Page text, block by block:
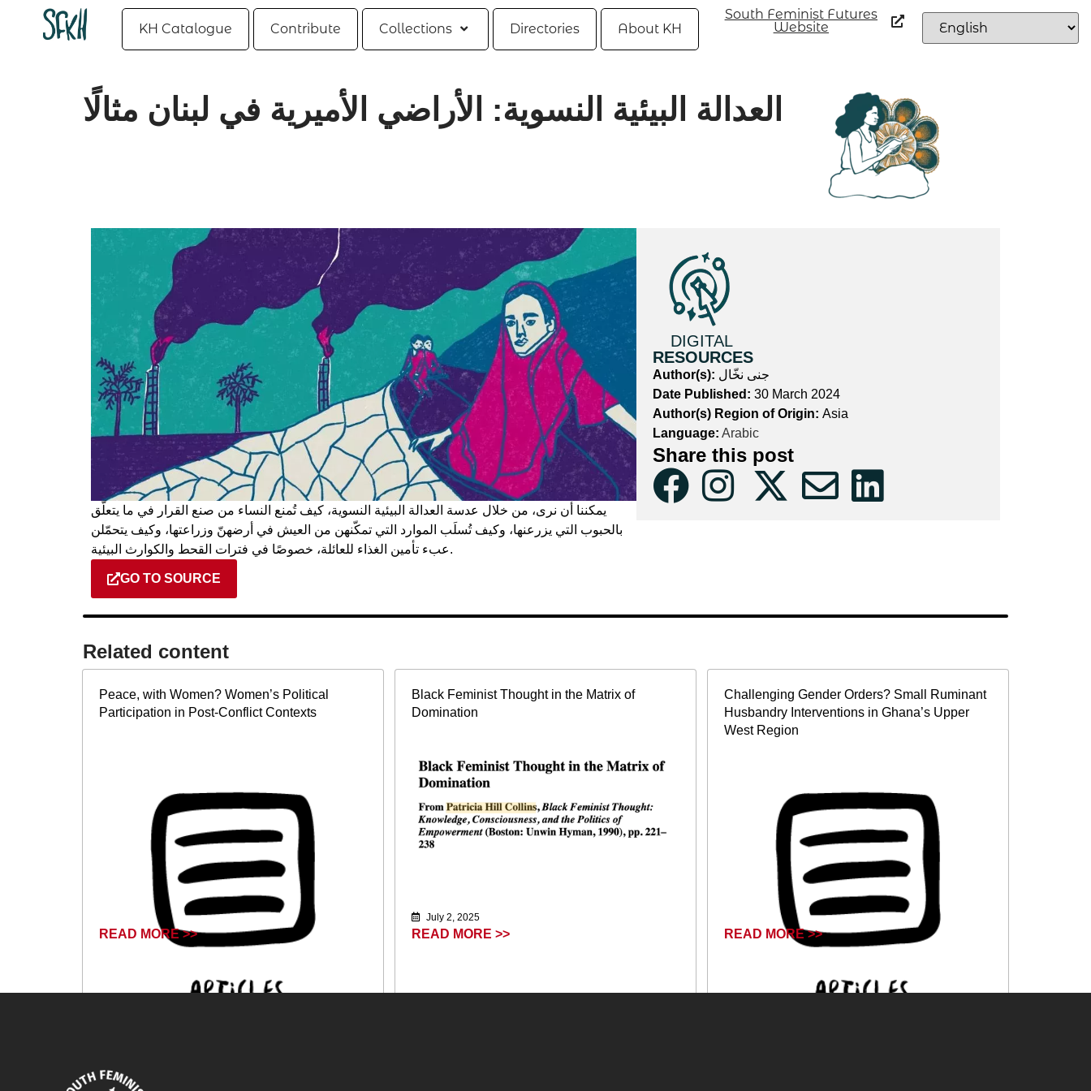
KH Catalogue Contribute Collections Directories About KH
South Feminist Futures
Website
العدالة البيئية النسوية: الأراضي الأميرية في لبنان مثالًا
يمكننا أن نرى، من خلال عدسة العدالة البيئية النسوية، كيف تُمنع النساء من صنع القرار في ما يتعلّق
بالحبوب التي يزرعنها، وكيف تُسلَب الموارد التي تمكّنهن من العيش في أرضهنّ وزراعتها، وكيف يتحمّلن
عبء تأمين الغذاء للعائلة، خصوصًا في فترات القحط والكوارث البيئية.
GO TO SOURCE
DIGITAL
RESOURCES
Author(s): جنى نخّال
Date Published: 30 March 2024
Author(s) Region of Origin: Asia
Language: Arabic
Share this post
Related content​
Peace, with Women? Women’s Political
Participation in Post-Conflict Contexts
READ MORE >>
Black Feminist Thought in the Matrix of
Domination
July 2, 2025
READ MORE >>
Challenging Gender Orders? Small Ruminant
Husbandry Interventions in Ghana’s Upper
West Region
READ MORE >>